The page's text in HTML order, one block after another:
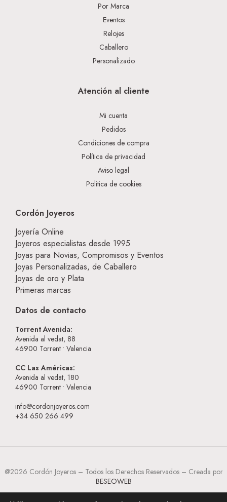
Por Marca
Eventos
Relojes
Caballero
Personalizado
Atención al cliente
Mi cuenta
Pedidos
Condiciones de compra
Política de privacidad
Aviso legal
Politica de cookies
Cordón Joyeros
Joyería Online
Joyeros especialistas desde 1995
Joyas para Novias, Compromisos y Eventos
Joyas Personalizadas, de Caballero
Joyas de oro y Plata
Primeras marcas
Datos de contacto
Torrent Avenida:
Avenida al vedat, 88
46900 Torrent • Valencia
CC Las Américas:
Avenida al vedat, 180
46900 Torrent • Valencia
info@cordonjoyeros.com
+34 650 266 499
@2026 Cordón Joyeros – Todos los Derechos Reservados – Creada por
BESEOWEB